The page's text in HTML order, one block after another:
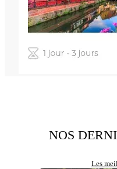
NOS
Les